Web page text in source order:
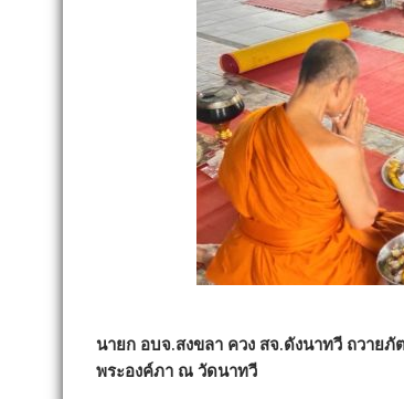
นายก อบจ.สงขลา ควง สจ.ดังนาทวี ถวาย
พระองค์ภา ณ วัดนาทวี